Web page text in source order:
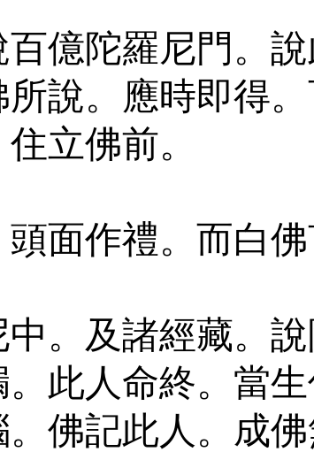
億陀羅尼門。
說。應時即得
立佛前。
面作禮。而白佛
。及諸經藏。
此人命終。當
佛記此人。成